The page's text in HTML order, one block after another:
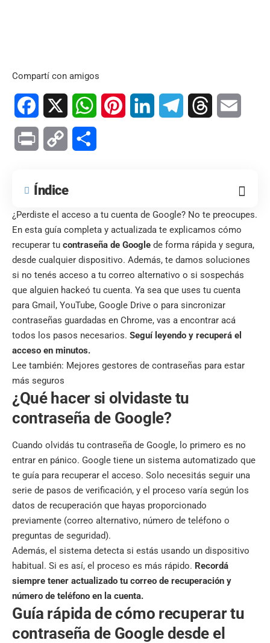
Compartí con amigos
Facebook WhatsAppPinterest LinkedIn TelegramThreads
Print Copy
Índice
¿Perdiste el acceso a tu cuenta de Google? No te preocupes.
En esta guía completa y actualizada te explicamos cómo
recuperar tu contraseña de Google de forma rápida y segura,
desde cualquier dispositivo. Además, te damos soluciones
si no tenés acceso a tu correo alternativo o si sospechás
que alguien hackeó tu cuenta. Ya sea que uses tu cuenta
para Gmail, YouTube, Google Drive o para sincronizar
contraseñas guardadas en Chrome, vas a encontrar acá
todos los pasos necesarios. Seguí leyendo y recuperá el
acceso en minutos.
Lee también: Mejores gestores de contraseñas para estar
más seguros
¿Qué hacer si olvidaste tu
contraseña de Google?
Cuando olvidás tu contraseña de Google, lo primero es no
entrar en pánico. Google tiene un sistema automatizado que
te guía para recuperar el acceso. Solo necesitás seguir una
serie de pasos de verificación, y el proceso varía según los
datos de recuperación que hayas proporcionado
previamente (correo alternativo, número de teléfono o
preguntas de seguridad).
Además, el sistema detecta si estás usando un dispositivo
habitual. Si es así, el proceso es más rápido. Recordá
siempre tener actualizado tu correo de recuperación y
número de teléfono en la cuenta.
Guía rápida de cómo recuperar tu
contraseña de Google desde el